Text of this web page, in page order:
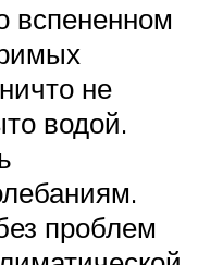
вспененном
не
водой.
проблем